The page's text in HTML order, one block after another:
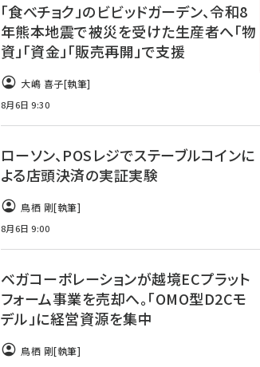
「食べチョク」のビビッドガーデン、令和8
年熊本地震で被災を受けた生産者へ「物
資」「資金」「販売再開」で支援
大嶋 喜子[執筆]
8月6日 9:30
ローソン、POSレジでステーブルコインに
よる店頭決済の実証実験
鳥栖 剛[執筆]
8月6日 9:00
ベガコーポレーションが越境ECプラット
フォーム事業を売却へ。「OMO型D2Cモ
デル」に経営資源を集中
鳥栖 剛[執筆]